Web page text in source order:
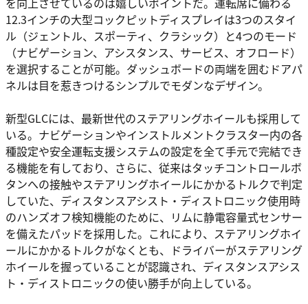
12.3インチの大型コックピットディスプレイは3つのスタイ
ル（ジェントル、スポーティ、クラシック）と4つのモード
（ナビゲーション、アシスタンス、サービス、オフロード）
を選択することが可能。ダッシュボードの両端を囲むドアパ
ネルは目を惹きつけるシンプルでモダンなデザイン。
新型GLCには、最新世代のステアリングホイールも採用して
いる。ナビゲーションやインストルメントクラスター内の各
種設定や安全運転支援システムの設定を全て手元で完結でき
る機能を有しており、さらに、従来はタッチコントロールボ
タンへの接触やステアリングホイールにかかるトルクで判定
していた、ディスタンスアシスト・ディストロニック使用時
のハンズオフ検知機能のために、リムに静電容量式センサー
を備えたパッドを採用した。これにより、ステアリングホイ
ールにかかるトルクがなくとも、ドライバーがステアリング
ホイールを握っていることが認識され、ディスタンスアシス
ト・ディストロニックの使い勝手が向上している。